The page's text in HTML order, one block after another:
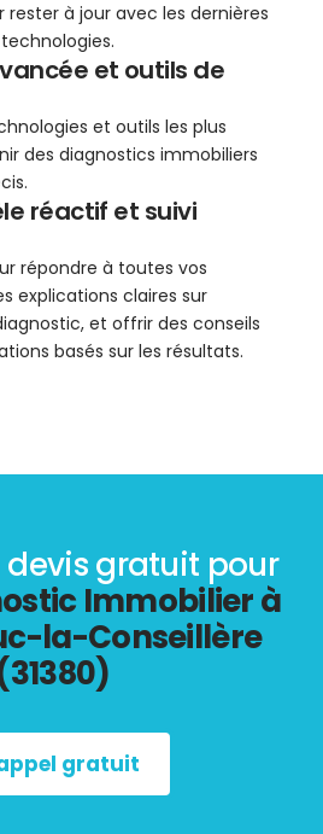
à jour avec les dernières
et outils de
et outils les plus
des diagnostics immobiliers
réactif et suivi
répondre à toutes vos
explications claires sur
et offrir des conseils
basés sur les résultats.
devis gratuit pour
Immobilier à
la-Conseillère
gratuit